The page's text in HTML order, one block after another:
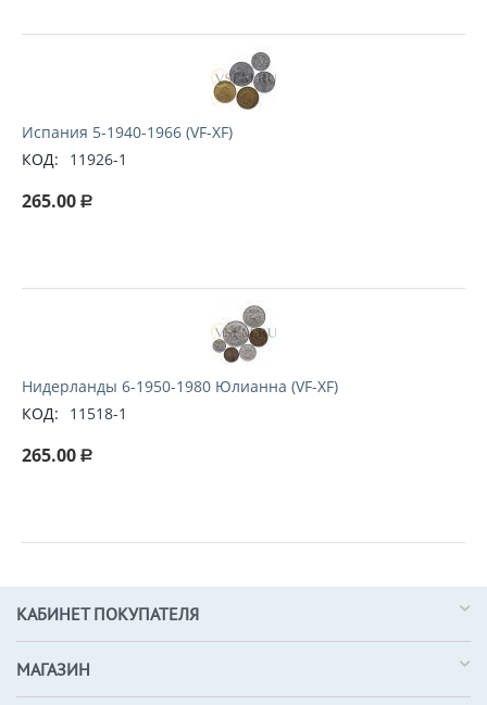
Испания 5-1940-1966 (VF-XF)
КОД:
11926-1
265.00 Р
Нидерланды 6-1950-1980 Юлианна (VF-XF)
КОД:
11518-1
265.00 Р
КАБИНЕТ ПОКУПАТЕЛЯ
МАГАЗИН